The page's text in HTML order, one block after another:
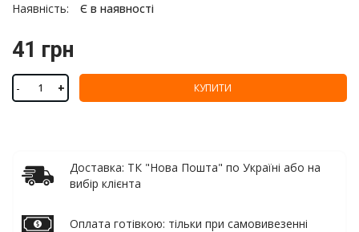
Наявність:
Є в наявності
41 грн
- + КУПИТИ
Доставка: ТК "Нова Пошта" по Україні або на
вибір клієнта
Оплата готівкою: тільки при самовивезенні